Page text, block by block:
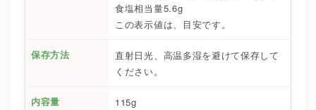
食塩相当量5.6g
この表示値は、目安です。
保存方法
直射日光、高温多湿を避けて保存して
ください。
内容量 115g